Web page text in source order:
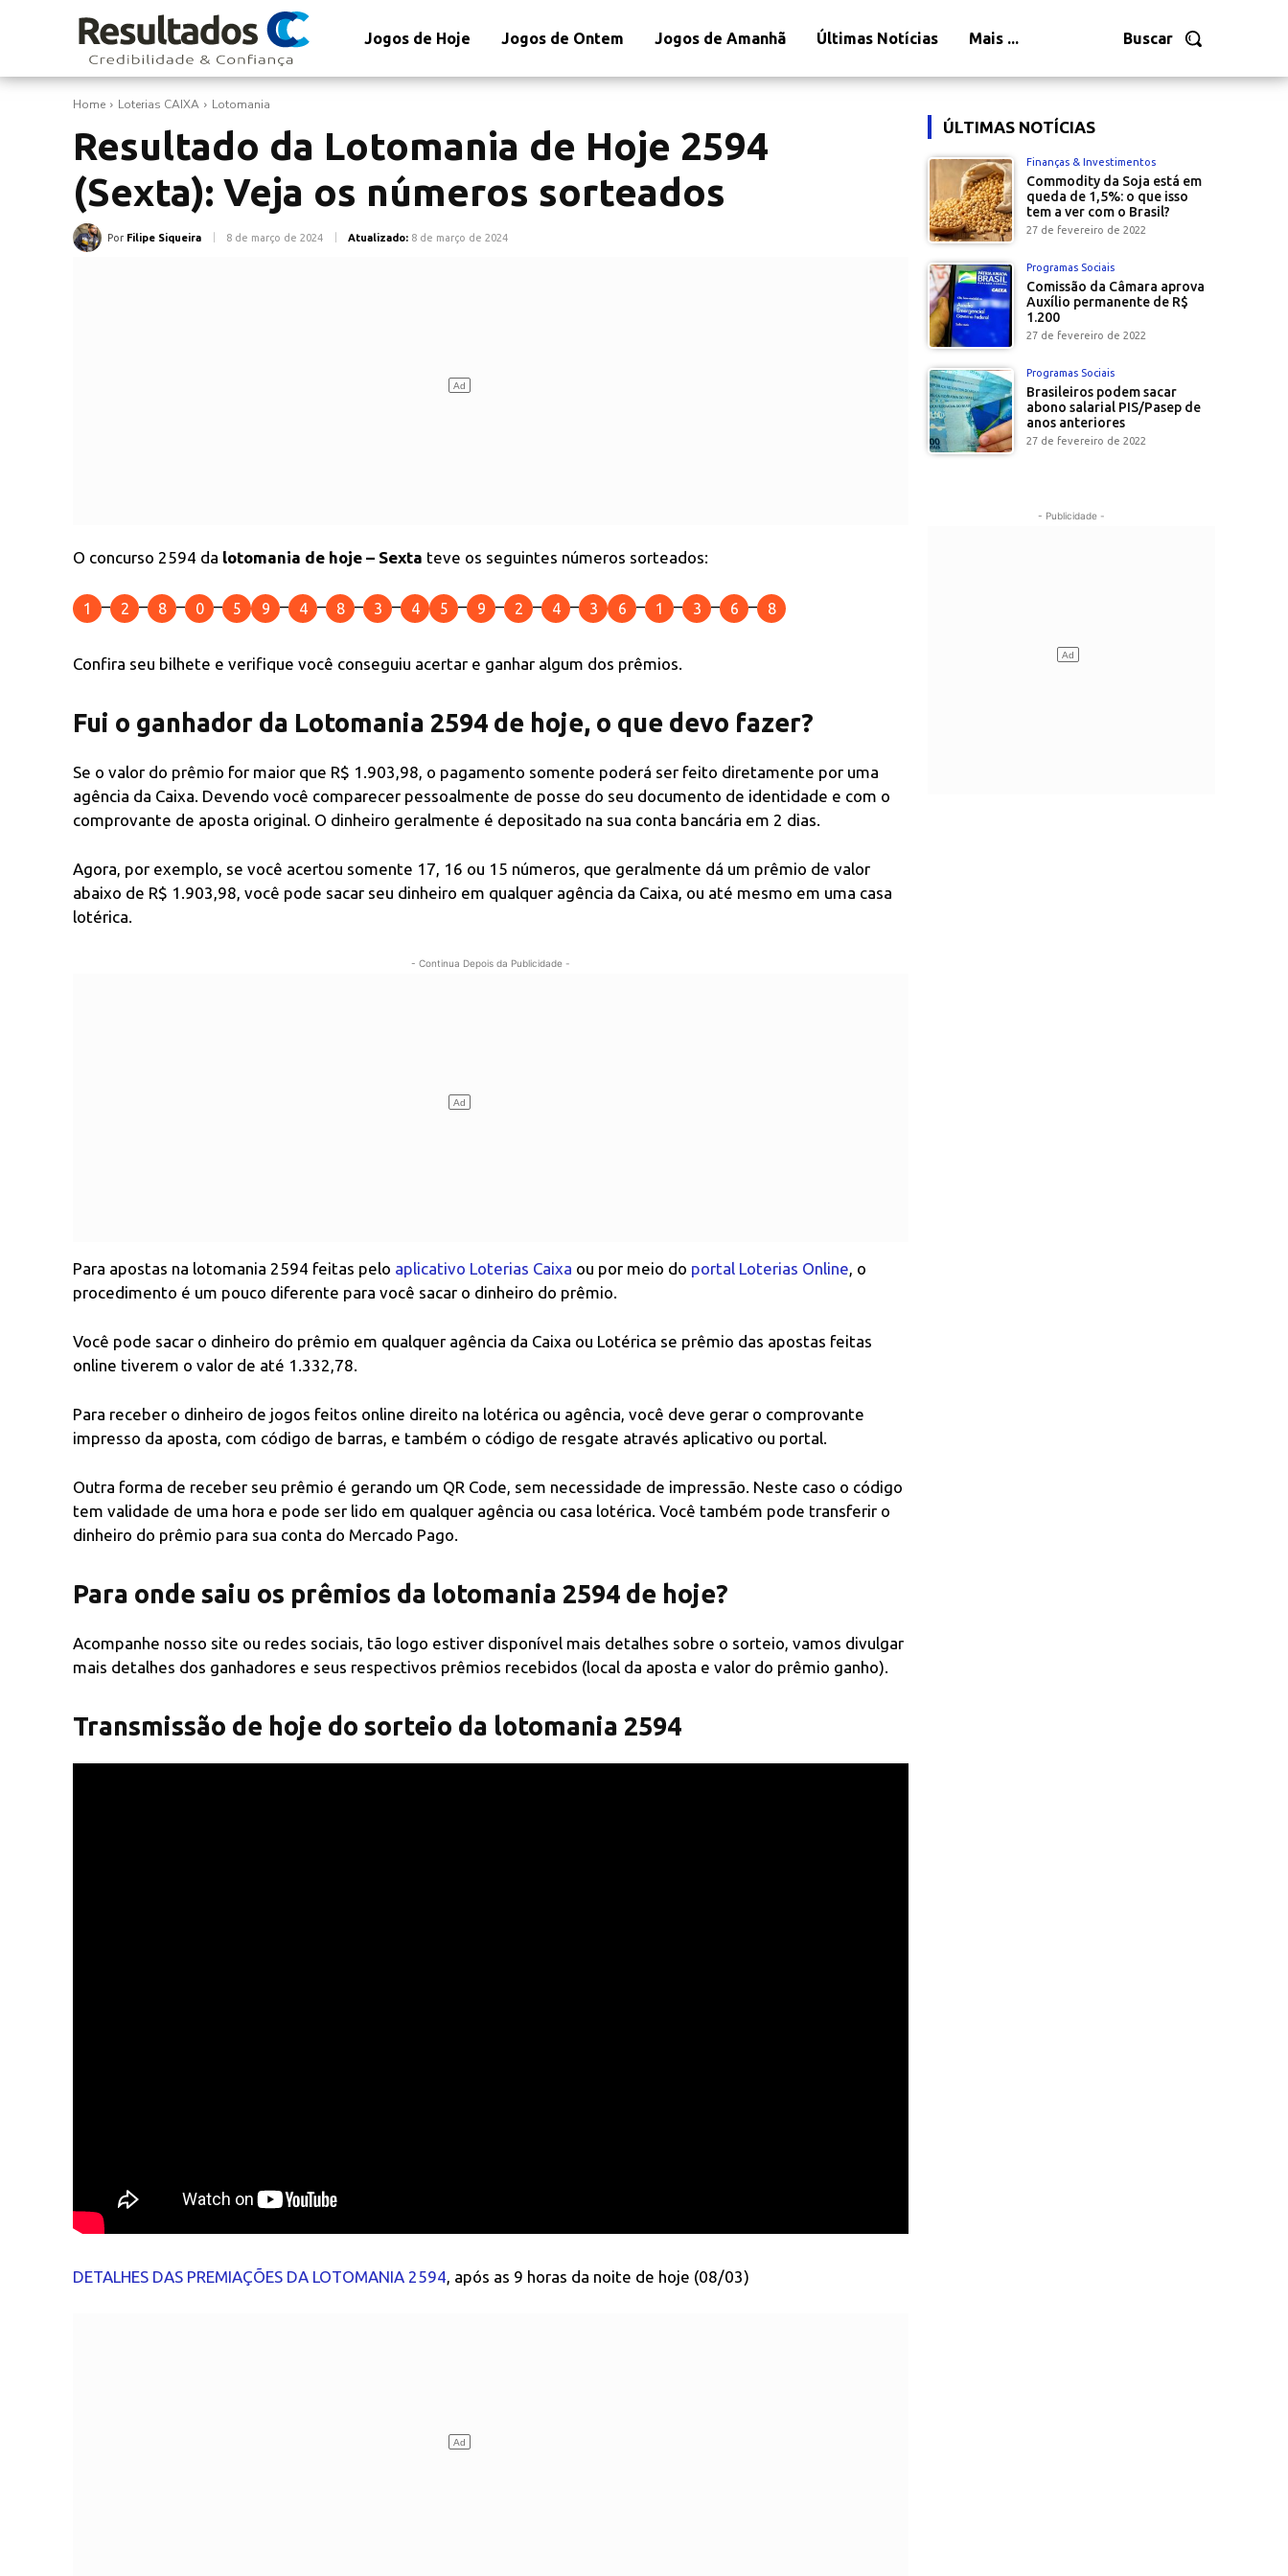
Buscar
Jogos de Hoje Jogos de Ontem Jogos de Amanhã Últimas Notícias Mais ...
Home Loterias CAIXA Lotomania
Resultado da Lotomania de Hoje 2594
(Sexta): Veja os números sorteados
Por Filipe Siqueira 8 de março de 2024 Atualizado: 8 de março de 2024
O concurso 2594 da lotomania de hoje – Sexta teve os seguintes números sorteados:
1 – 2 – 8 – 0 – 5 9 – 4 – 8 – 3 – 4 5 – 9 – 2 – 4 – 3 6 – 1 – 3 – 6 – 8
Confira seu bilhete e verifique você conseguiu acertar e ganhar algum dos prêmios.
Fui o ganhador da Lotomania 2594 de hoje, o que devo fazer?
Se o valor do prêmio for maior que R$ 1.903,98, o pagamento somente poderá ser feito diretamente por uma
agência da Caixa. Devendo você comparecer pessoalmente de posse do seu documento de identidade e com o
comprovante de aposta original. O dinheiro geralmente é depositado na sua conta bancária em 2 dias.
Agora, por exemplo, se você acertou somente 17, 16 ou 15 números, que geralmente dá um prêmio de valor
abaixo de R$ 1.903,98, você pode sacar seu dinheiro em qualquer agência da Caixa, ou até mesmo em uma casa
lotérica.
- Continua Depois da Publicidade -
Para apostas na lotomania 2594 feitas pelo aplicativo Loterias Caixa ou por meio do portal Loterias Online, o
procedimento é um pouco diferente para você sacar o dinheiro do prêmio.
Você pode sacar o dinheiro do prêmio em qualquer agência da Caixa ou Lotérica se prêmio das apostas feitas
online tiverem o valor de até 1.332,78.
Para receber o dinheiro de jogos feitos online direito na lotérica ou agência, você deve gerar o comprovante
impresso da aposta, com código de barras, e também o código de resgate através aplicativo ou portal.
Outra forma de receber seu prêmio é gerando um QR Code, sem necessidade de impressão. Neste caso o código
tem validade de uma hora e pode ser lido em qualquer agência ou casa lotérica. Você também pode transferir o
dinheiro do prêmio para sua conta do Mercado Pago.
Para onde saiu os prêmios da lotomania 2594 de hoje?
Acompanhe nosso site ou redes sociais, tão logo estiver disponível mais detalhes sobre o sorteio, vamos divulgar
mais detalhes dos ganhadores e seus respectivos prêmios recebidos (local da aposta e valor do prêmio ganho).
Transmissão de hoje do sorteio da lotomania 2594
DETALHES DAS PREMIAÇÕES DA LOTOMANIA 2594 , após as 9 horas da noite de hoje (08/03)
ÚLTIMAS NOTÍCIAS
Finanças & Investimentos
Commodity da Soja está em
queda de 1,5%: o que isso
tem a ver com o Brasil?
27 de fevereiro de 2022
Programas Sociais
Comissão da Câmara aprova
Auxílio permanente de R$
1.200
27 de fevereiro de 2022
Programas Sociais
Brasileiros podem sacar
abono salarial PIS/Pasep de
anos anteriores
27 de fevereiro de 2022
- Publicidade -